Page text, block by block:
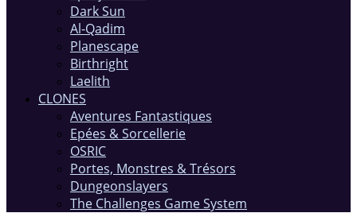
Dark Sun
Al-Qadim
Planescape
Birthright
Laelith
CLONES
Aventures Fantastiques
Epées & Sorcellerie
OSRIC
Portes, Monstres & Trésors
Dungeonslayers
The Challenges Game System